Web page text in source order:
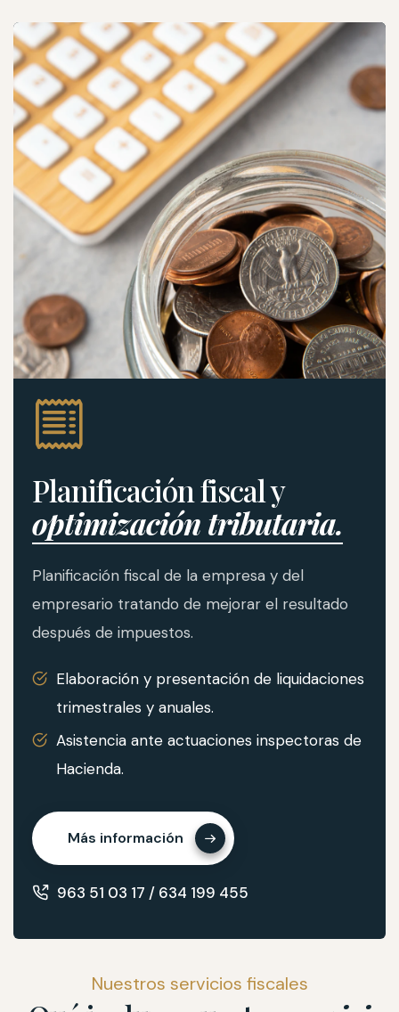
Planificación fiscal y
optimización tributaria.
Planificación fiscal de la empresa y del
empresario tratando de mejorar el resultado
después de impuestos.
Elaboración y presentación de liquidaciones
trimestrales y anuales.
Asistencia ante actuaciones inspectoras de
Hacienda.
Más información
963 51 03 17 / 634 199 455
Nuestros servicios fiscales